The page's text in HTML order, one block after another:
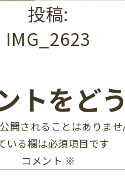
投稿:
IMG_2623
トをど
開されることはありませ
いる欄は必須項目です
コメント ※